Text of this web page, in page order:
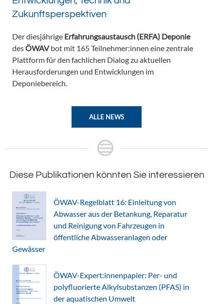
Zukunftsperspektiven
Der diesjährige Erfahrungsaustausch (ERFA) Deponie
desÖWAVbot mit 165 Teilnehmer:innen eine zentrale
Plattform für den fachlichen Dialog zu aktuellen
Herausforderungen und Entwicklungen im
Deponiebereich.
ALLE NEWS
Diese Publikationen könnten Sie interessieren
ÖWAV-Regelblatt 16: Einleitung von
Abwasser aus der Betankung, Reparatur
und Reinigung von Fahrzeugen in
öffentliche Abwasseranlagen oder
Gewässer
ÖWAV-Expert:innenpapier: Per- und
polyfluorierte Alkylsubstanzen (PFAS) in
der aquatischen Umwelt